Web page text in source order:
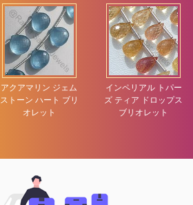
アクアマリン ジェム
ストーン ハート ブリ
オレット
インペリアル トパー
ズ ティア ドロップス
ブリオレット